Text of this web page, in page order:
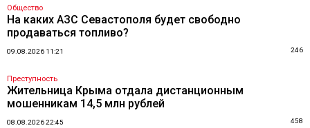
Общество
На каких АЗС Севастополя будет свободно
продаваться топливо?
09.08.2026 11:21 246
Преступность
Жительница Крыма отдала дистанционным
мошенникам 14,5 млн рублей
08.08.2026 22:45 458